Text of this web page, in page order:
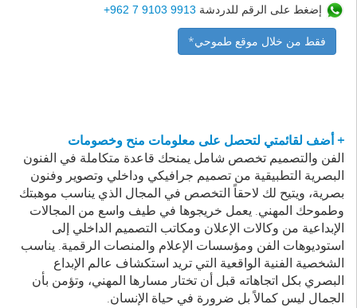
إضغط على الرقم للدردشة 9913 9103 7 962+
فقط من خلال موقع طموحي*
+ أضف لقائمتي لتحصل على معلومات منح وخصومات
الفن والتصميم تخصص شامل يمنحك قاعدة متكاملة في الفنون
البصرية التطبيقية من تصميم جرافيكي وداخلي وتصوير وفنون
بصرية، ويتيح لك لاحقاً التخصص في المجال الذي يناسب موهبتك
وطموحك المهني. يعمل خريجوها في طيف واسع من المجالات
الإبداعية من وكالات الإعلان ومكاتب التصميم الداخلي إلى
استوديوهات الفن ومؤسسات الإعلام والمنصات الرقمية. يناسب
الشخصية الفنية الواقعية التي تريد استكشاف عالم الإبداع
البصري بكل اتجاهاته قبل أن تختار مسارها المهني، وتؤمن بأن
الجمال ليس كمالاً بل ضرورة في حياة الإنسان.